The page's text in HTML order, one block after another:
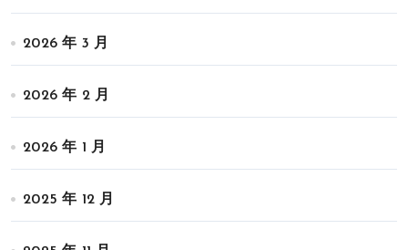
2026 年 3 月
2026 年 2 月
2026 年 1 月
2025 年 12 月